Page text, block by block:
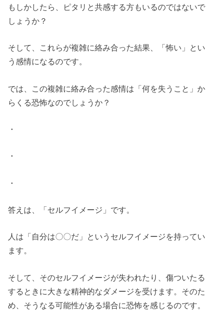
もしかしたら、ピタリと共感する方もいるのではないで
しょうか？
そして、これらが複雑に絡み合った結果、「怖い」とい
う感情になるのです。
では、この複雑に絡み合った感情は「何を失うこと」か
らくる恐怖なのでしょうか？
・
・
・
答えは、「セルフイメージ」です。
人は「自分は〇〇だ」というセルフイメージを持ってい
ます。
そして、そのセルフイメージが失われたり、傷ついたる
するときに大きな精神的なダメージを受けます。そのた
め、そうなる可能性がある場合に恐怖を感じるのです。